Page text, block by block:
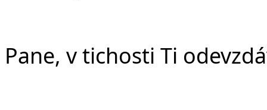
Pane, v tichosti Ti